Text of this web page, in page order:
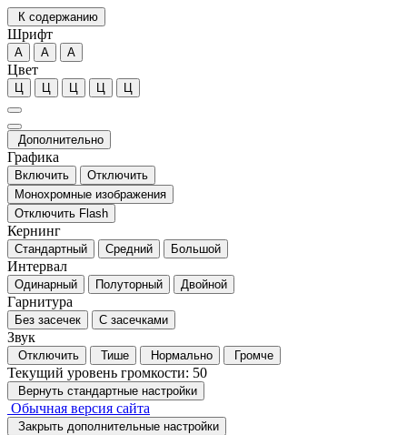
К содержанию
Шрифт
А А А
Цвет
Ц Ц Ц Ц Ц
Дополнительно
Графика
Включить
Отключить
Монохромные изображения
Отключить Flash
Кернинг
Стандартный Средний Большой
Интервал
Одинарный Полуторный Двойной
Гарнитура
Без засечек С засечками
Звук
Отключить Тише Нормально Громче
Текущий уровень громкости: 50
Вернуть стандартные настройки
Обычная версия сайта
Закрыть дополнительные настройки